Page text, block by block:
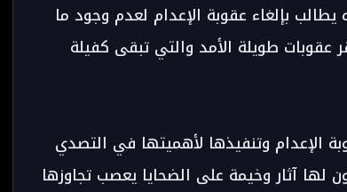
بإلغاء عقوبة الإعدام لعدم وجود ما
عقوبات طويلة الأمد والتي تبقى كفيلة
الإعدام وتنفيذها لأهميتها في التصدي
لها آثار وخيمة على الضحايا يعصب تجاوزها